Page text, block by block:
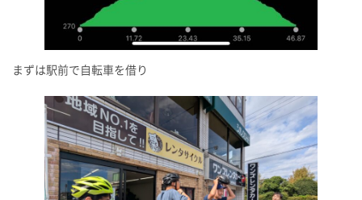
まずは駅前で自転車を借り